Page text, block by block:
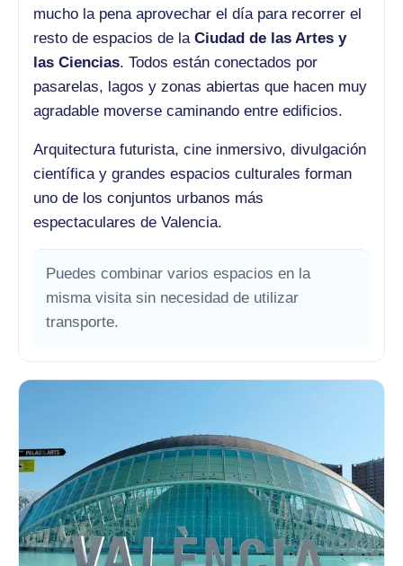
mucho la pena aprovechar el día para recorrer el
resto de espacios de la Ciudad de las Artes y
las Ciencias. Todos están conectados por
pasarelas, lagos y zonas abiertas que hacen muy
agradable moverse caminando entre edificios.
Arquitectura futurista, cine inmersivo, divulgación
científica y grandes espacios culturales forman
uno de los conjuntos urbanos más
espectaculares de Valencia.
Puedes combinar varios espacios en la
misma visita sin necesidad de utilizar
transporte.